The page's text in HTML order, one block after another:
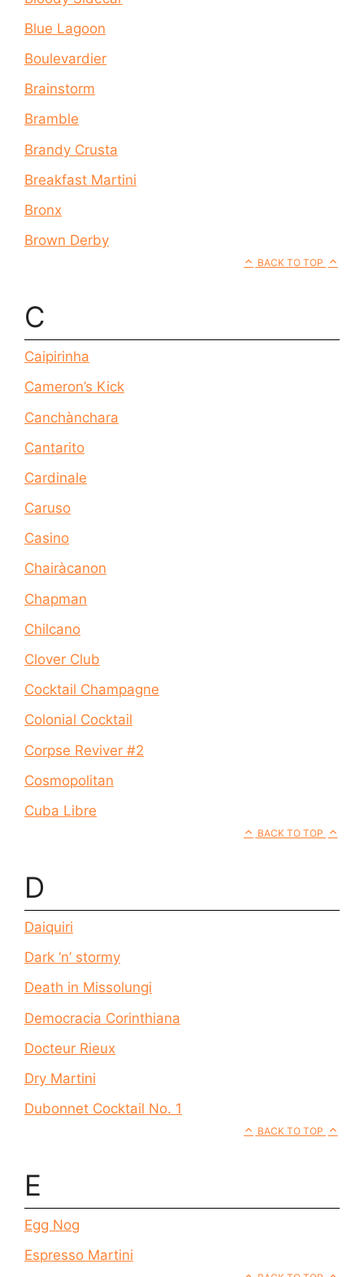
Blue Lagoon
Boulevardier
Brainstorm
Bramble
Brandy Crusta
Breakfast Martini
Bronx
Brown Derby
BACK TO TOP
C
Caipirinha
Cameron’s Kick
Canchànchara
Cantarito
Cardinale
Caruso
Casino
Chairàcanon
Chapman
Chilcano
Clover Club
Cocktail Champagne
Colonial Cocktail
Corpse Reviver #2
Cosmopolitan
Cuba Libre
BACK TO TOP
D
Daiquiri
Dark ‘n’ stormy
Death in Missolungi
Democracia Corinthiana
Docteur Rieux
Dry Martini
Dubonnet Cocktail No. 1
BACK TO TOP
E
Egg Nog
Espresso Martini